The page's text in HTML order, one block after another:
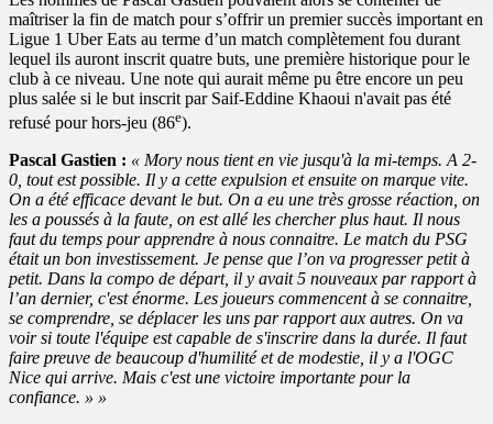
maîtriser la fin de match pour s’offrir un premier succès important en
Ligue 1 Uber Eats au terme d’un match complètement fou durant
lequel ils auront inscrit quatre buts, une première historique pour le
club à ce niveau. Une note qui aurait même pu être encore un peu
plus salée si le but inscrit par Saif-Eddine Khaoui n'avait pas été
refusé pour hors-jeu (86e).
Pascal Gastien : « Mory nous tient en vie jusqu'à la mi-temps. A 2-
0, tout est possible. Il y a cette expulsion et ensuite on marque vite.
On a été efficace devant le but. On a eu une très grosse réaction, on
les a poussés à la faute, on est allé les chercher plus haut. Il nous
faut du temps pour apprendre à nous connaitre. Le match du PSG
était un bon investissement. Je pense que l’on va progresser petit à
petit. Dans la compo de départ, il y avait 5 nouveaux par rapport à
l’an dernier, c'est énorme. Les joueurs commencent à se connaitre,
se comprendre, se déplacer les uns par rapport aux autres. On va
voir si toute l'équipe est capable de s'inscrire dans la durée. Il faut
faire preuve de beaucoup d'humilité et de modestie, il y a l'OGC
Nice qui arrive. Mais c'est une victoire importante pour la
confiance. » »